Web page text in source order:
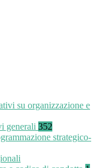
su organizzazione e
generali 352
strategico-